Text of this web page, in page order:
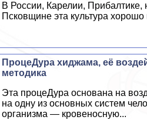
В России, Карелии, Прибалтике,
Псковщине эта культура хорошо
ПроцеДypa хиджама, её
методика
Эта процеДypa основана на
на одну из основных систем
организма — кровеносную...